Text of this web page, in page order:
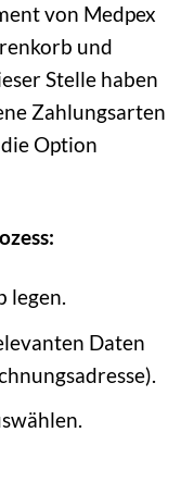
von Medpex
und
Stelle haben
Zahlungsarten
Option
legen.
Daten